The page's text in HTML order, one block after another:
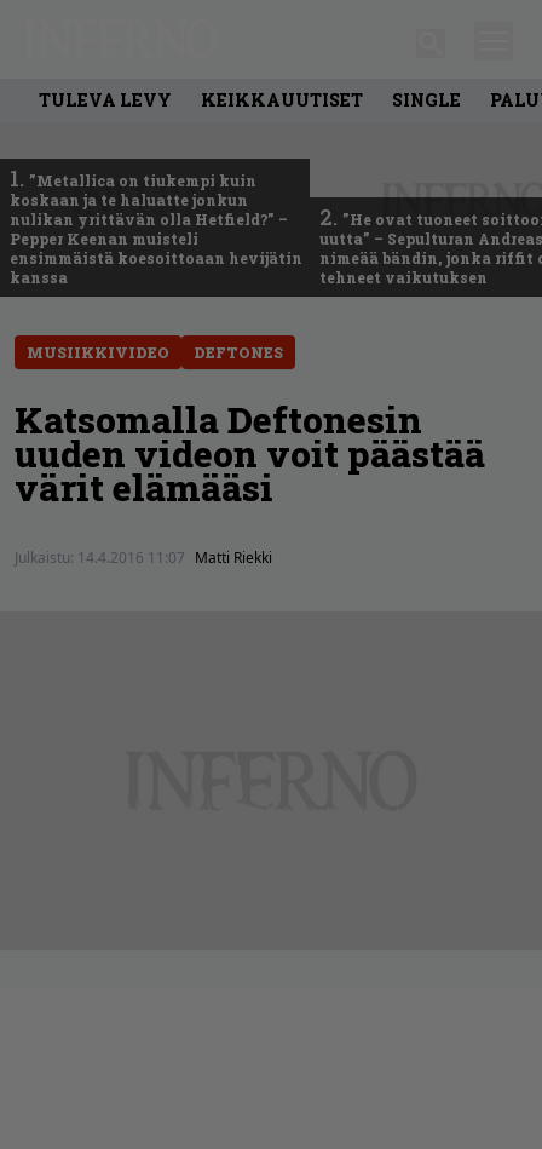
TULEVA LEVY KEIKKAUUTISET SINGLE
1. ”Metallica on tiukempi kuin
koskaan ja te haluatte jonkun
nulikan yrittävän olla Hetfield?” –
Pepper Keenan muisteli
ensimmäistä koesoittoaan hevijätin
kanssa
2. ”He ovat tuoneet
uutta” – Sepulturan
nimeää bändin, jonka riffit
tehneet vaikutuksen
MUSIIKKIVIDEO DEFTONES
Katsomalla Deftonesin
uuden videon voit päästää
värit elämääsi
Julkaistu: 14.4.2016 11:07 Matti Riekki